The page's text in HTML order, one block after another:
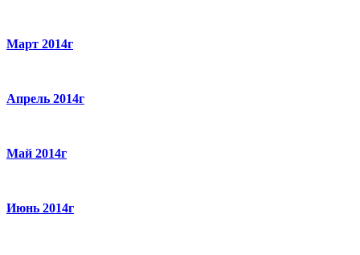
Март 2014г
Апрель 2014г
Май 2014г
Июнь 2014г